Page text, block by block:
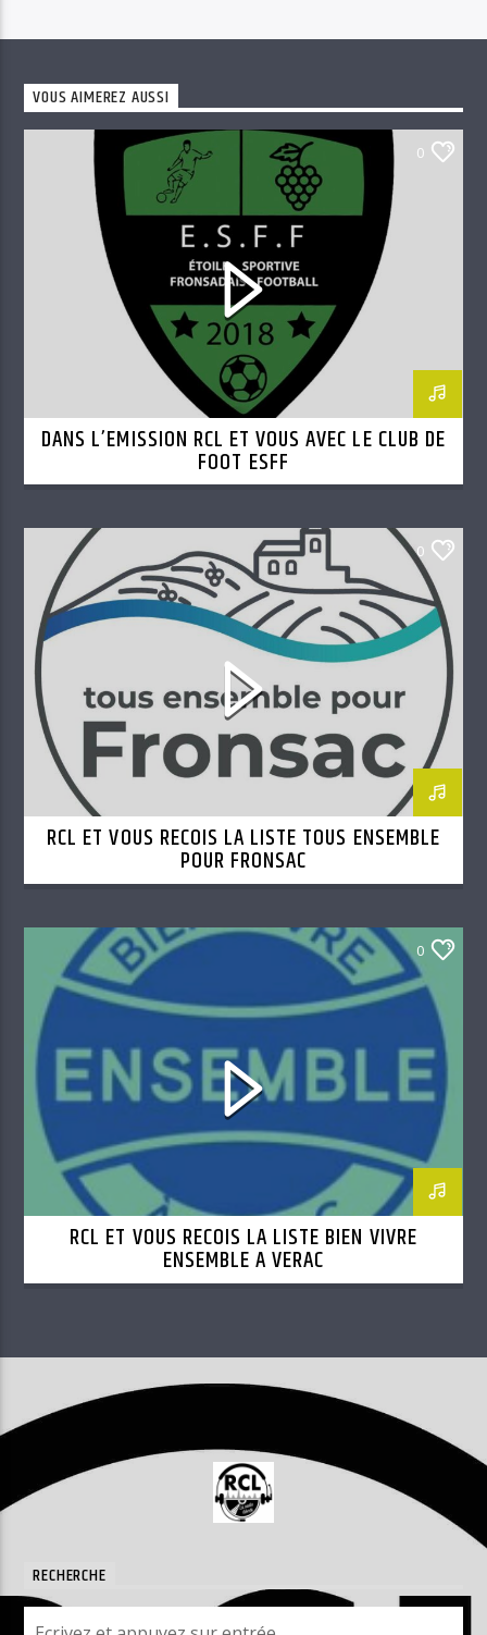
VOUS AIMEREZ AUSSI
0
DANS L’EMISSION RCL ET VOUS AVEC LE CLUB DE
FOOT ESFF
0
RCL ET VOUS RECOIS LA LISTE TOUS ENSEMBLE
POUR FRONSAC
0
RCL ET VOUS RECOIS LA LISTE BIEN VIVRE
ENSEMBLE A VERAC
RECHERCHE